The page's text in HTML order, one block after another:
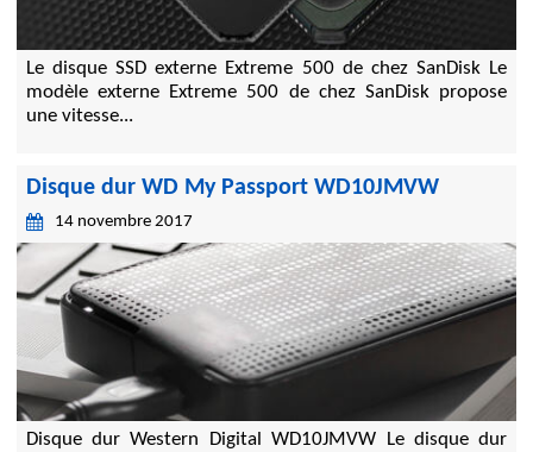
Le disque SSD externe Extreme 500 de chez SanDisk Le
modèle externe Extreme 500 de chez SanDisk propose
une vitesse...
Disque dur WD My Passport WD10JMVW
14 novembre 2017
Disque dur Western Digital WD10JMVW Le disque dur